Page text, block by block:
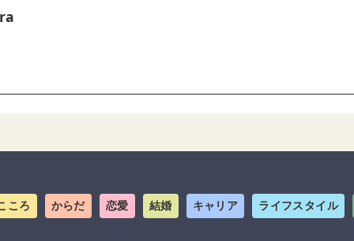
ころ からだ 恋愛 結婚 キャリア ライフスタイル